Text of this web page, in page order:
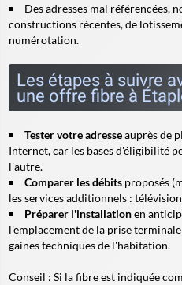
Des adresses mal référencées,
constructions récentes, de
numérotation.
Les étapes à suivre
une offre fibre à
Tester votre adresseauprès de
Internet, car les bases d'éligibilité
l'autre.
Comparer les débits proposés
les services additionnels :
Préparer l'installationen
l'emplacement de la prise
gaines techniques de l'habitation.
Conseil : Si la fibre est indiquée